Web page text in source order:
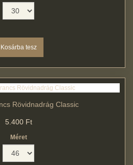
Rövidnadrág Classic
5.400 Ft
Méret